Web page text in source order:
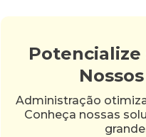
Potencialize
Administração
Conheça nossas